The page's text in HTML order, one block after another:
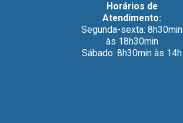
Horários de
Atendimento:
Segunda-sexta: 8h30min
às 18h30min
Sábado: 8h30min às 14h